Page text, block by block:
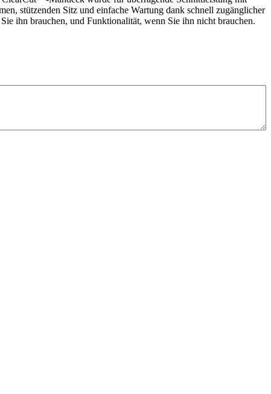
stützenden Sitz und einfache Wartung dank schnell zugänglicher
ihn brauchen, und Funktionalität, wenn Sie ihn nicht brauchen.